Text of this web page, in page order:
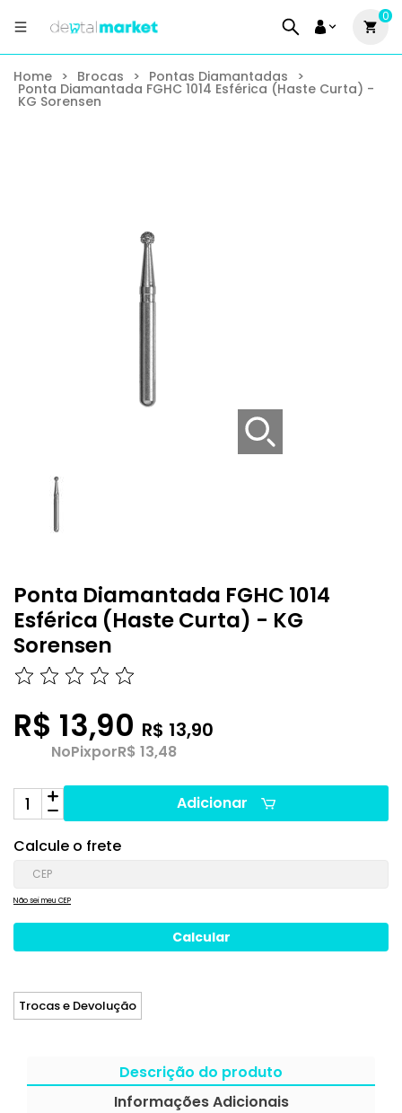
0
Home > Brocas > Pontas Diamantadas >
Ponta Diamantada FGHC 1014 Esférica (Haste Curta) -
KG Sorensen
Ponta Diamantada FGHC 1014
Esférica (Haste Curta) - KG
Sorensen
R$ 13,90 R$ 13,90
NoPixporR$ 13,48
Adicionar
Calcule o frete
Não sei meu CEP
Trocas e Devolução
Descrição do produto
Informações Adicionais